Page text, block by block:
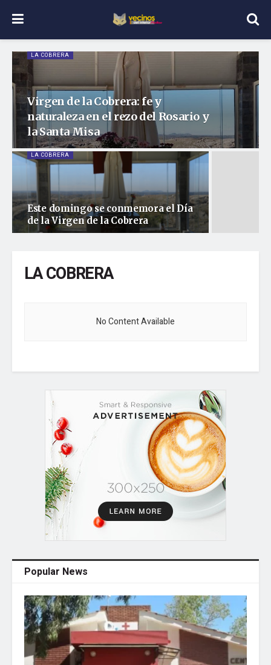
LA COBRERA
Virgen de la Cobrera: fe y
naturaleza en el rezo del Rosario y
la Santa Misa
LA COBRERA
Este domingo se conmemora el Día
de la Virgen de la Cobrera
LA COBRERA
No Content Available
Popular News